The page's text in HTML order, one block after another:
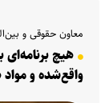
معاون حقوقی و
هیچ
واقع‌شده و